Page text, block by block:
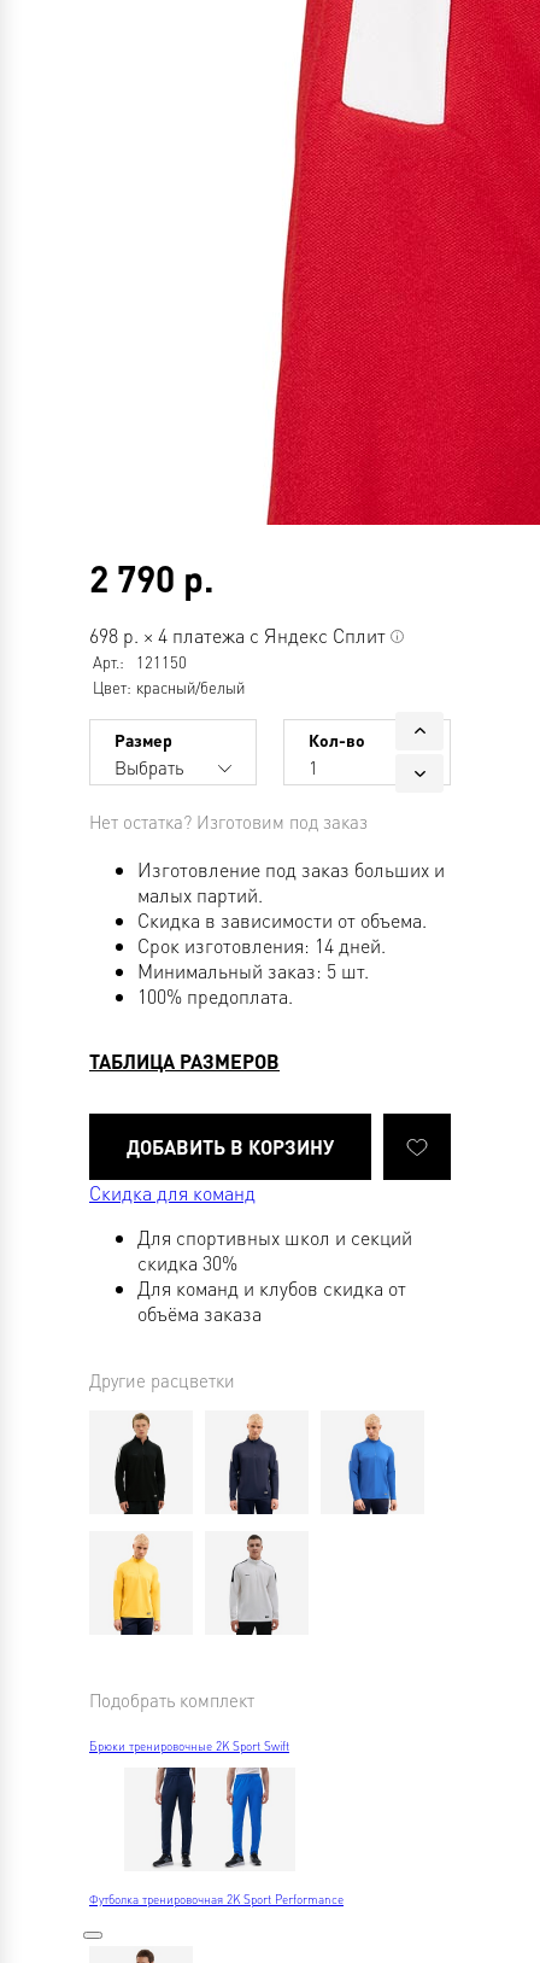
2 790 р.
698 р. × 4 платежа с Яндекс Сплит
Арт.:
121150
Цвет: красный/белый
Размер
Выбрать
Кол-во
1
Нет остатка? Изготовим под заказ
Изготовление под заказ больших и
малых партий.
Скидка в зависимости от объема.
Срок изготовления: 14 дней.
Минимальный заказ: 5 шт.
100% предоплата.
ТАБЛИЦА РАЗМЕРОВ
Скидка для команд
Для спортивных школ и секций
скидка 30%
Для команд и клубов скидка от
объёма заказа
Другие расцветки
Подобрать комплект
Брюки тренировочные 2K Sport Swift
Футболка тренировочная 2K Sport Performance